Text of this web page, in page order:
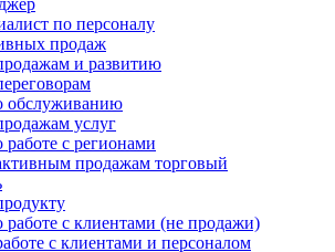
по персоналу
продаж
и развитию
обслуживанию
услуг
работе с регионами
продажам торговый
работе с клиентами (не продажи)
с клиентами и персоналом